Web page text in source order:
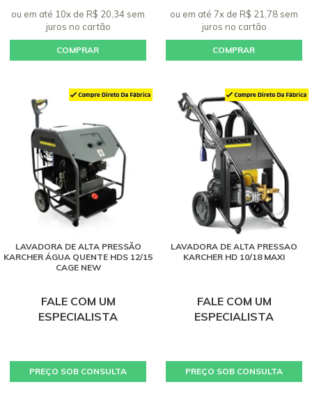
ou em até 10x de R$ 20,34 sem
juros no cartão
COMPRAR
ou em até 7x de R$ 21,78 sem
juros no cartão
COMPRAR
LAVADORA DE ALTA PRESSÃO
KARCHER ÁGUA QUENTE HDS 12/15
CAGE NEW
FALE COM UM
ESPECIALISTA
PREÇO SOB CONSULTA
LAVADORA DE ALTA PRESSAO
KARCHER HD 10/18 MAXI
FALE COM UM
ESPECIALISTA
PREÇO SOB CONSULTA